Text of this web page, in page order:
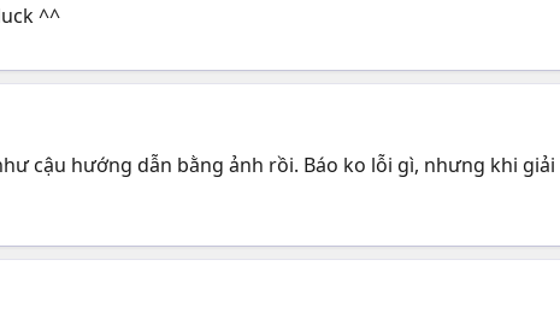
^^
cậu hướng dẫn bằng ảnh rồi. Báo ko lỗi gì, nhưng khi